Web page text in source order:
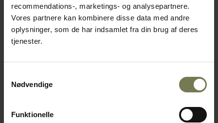
recommendations-, marketings- og analysepartnere.
Vores partnere kan kombinere disse data med andre
oplysninger, som de har indsamlet fra din brug af deres
tjenester.
Nødvendige
Funktionelle
Hobart AUPL
opvaskemaskine
Varenr: 81410194
Læg i kurv
Hobart H615
opvaskemaskine
Læg i kurv